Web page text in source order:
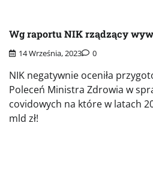
Wg raportu NIK rządzący
14 Września, 2023 0
NIK negatywnie oceniła
Poleceń Ministra Zdrowia w
covidowych na które w latach
mld zł!